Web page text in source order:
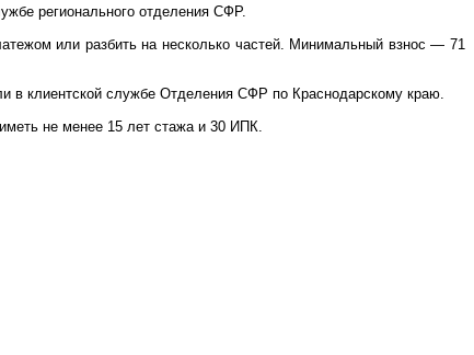
регионального отделения СФР.
или разбить на несколько частей. Минимальный взнос — 71
в клиентской службе Отделения СФР по Краснодарскому краю.
не менее 15 лет стажа и 30 ИПК.